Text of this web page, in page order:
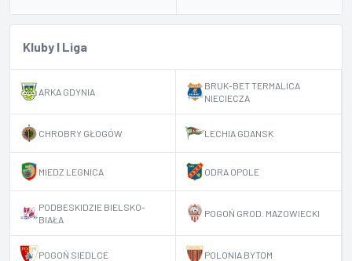
Kluby I Liga
ARKA GDYNIA
BRUK-BET TERMALICA
NIECIECZA
CHROBRY GŁOGÓW LECHIA GDANSK
MIEDZ LEGNICA ODRA OPOLE
PODBESKIDZIE BIELSKO-
BIAŁA
POGOŃ GROD. MAZOWIECKI
POGOŃ SIEDLCE POLONIA BYTOM